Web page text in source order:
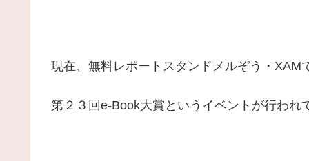
現在、無料レポートスタンドメルぞう・XAM
第２３回e-Book大賞というイベントが行われ